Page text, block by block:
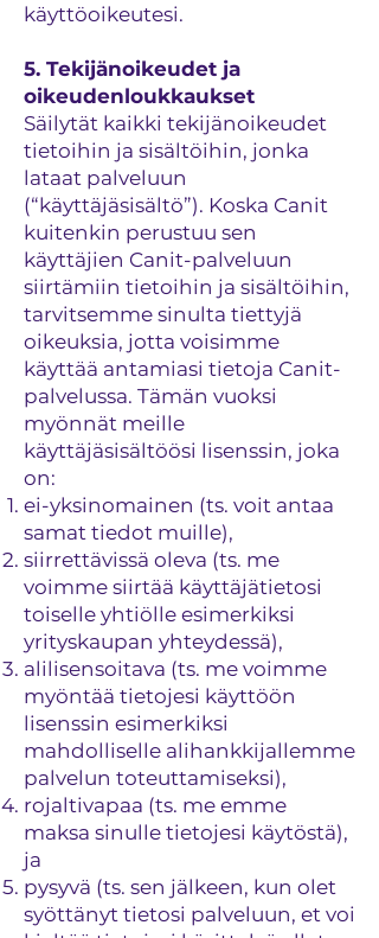
käyttöoikeutesi.
5. Tekijänoikeudet ja
oikeudenloukkaukset
Säilytät kaikki tekijänoikeudet
tietoihin ja sisältöihin, jonka
lataat palveluun
(“käyttäjäsisältö”). Koska Canit
kuitenkin perustuu sen
käyttäjien Canit-palveluun
siirtämiin tietoihin ja sisältöihin,
tarvitsemme sinulta tiettyjä
oikeuksia, jotta voisimme
käyttää antamiasi tietoja Canit-
palvelussa. Tämän vuoksi
myönnät meille
käyttäjäsisältöösi lisenssin, joka
on:
ei-yksinomainen (ts. voit antaa
samat tiedot muille),
siirrettävissä oleva (ts. me
voimme siirtää käyttäjätietosi
toiselle yhtiölle esimerkiksi
yrityskaupan yhteydessä),
alilisensoitava (ts. me voimme
myöntää tietojesi käyttöön
lisenssin esimerkiksi
mahdolliselle alihankkijallemme
palvelun toteuttamiseksi),
rojaltivapaa (ts. me emme
maksa sinulle tietojesi käytöstä),
ja
pysyvä (ts. sen jälkeen, kun olet
syöttänyt tietosi palveluun, et voi